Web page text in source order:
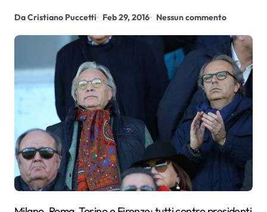
Da Cristiano Puccetti Feb 29, 2016 Nessun commento